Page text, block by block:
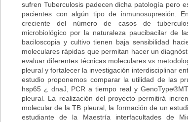
sufren Tuberculosis padecen dicha patología pero
pacientes con algún tipo de inmunosupresión.
creciente del número de casos de
microbiológico por la naturaleza paucibacilar de
baciloscopia y cultivo tienen baja sensibilidad
moleculares rápidas que permitan hacer un
evaluar diferentes técnicas moleculares vs
pleural y fortalecer la investigación interdisciplinar
estudio proponemos comparar la utilidad de las
hsp65 ¿ dnaJ, PCR a tiempo real y
pleural. La realización del proyecto permitirá
molecular de la TB pleural, la formación de un
estudiante de la Maestría interfacultades de